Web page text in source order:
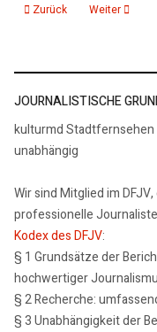
Vorheriger Beitrag:
Zurück Nächster
Weiter
JOURNALISTISCHE
kulturmd Stadtfernsehen
unabhängig
Wir sind Mitglied im
professionelle
Kodex des DFJV:
§ 1 Grundsätze der
hochwertiger
§ 2 Recherche:
§ 3 Unabhängigkeit der